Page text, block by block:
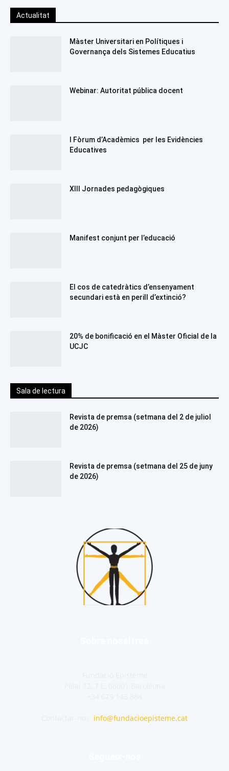
Actualitat
Màster Universitari en Polítiques i
Governança dels Sistemes Educatius
Webinar: Autoritat pública docent
I Fòrum d’Acadèmics per les Evidències
Educatives
XIII Jornades pedagògiques
Manifest conjunt per l’educació
El cos de catedràtics d’ensenyament
secundari està en perill d’extinció?
20% de bonificació en el Màster Oficial de la
UCJC
Sala de lectura
Revista de premsa (setmana del 2 de juliol
de 2026)
Revista de premsa (setmana del 25 de juny
de 2026)
info@fundacioepisteme.cat